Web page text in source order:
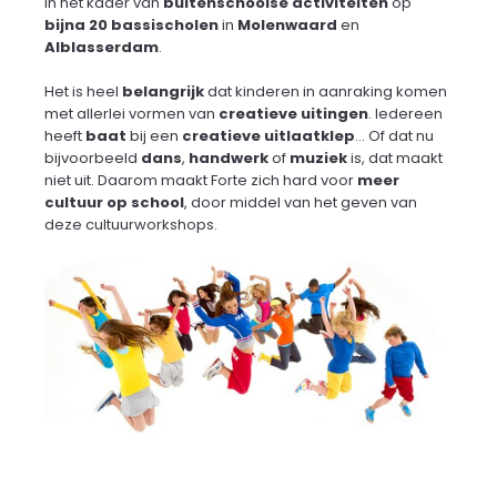
bijna 20 bassischolenin Molenwaard en
Alblasserdam.
Het is heel belangrijkdat kinderen in aanraking komen
met allerlei vormen van creatieve uitingen. Iedereen
heeft baat bij een creatieve uitlaatklep... Of dat nu
bijvoorbeeld dans, handwerkof muziekis, dat maakt
niet uit. Daarom maakt Forte zich hard voor meer
cultuur op school, door middel van het geven van
deze cultuurworkshops.